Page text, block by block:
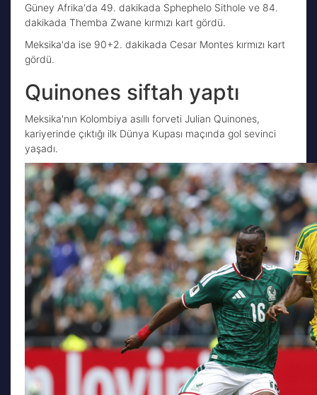
Güney Afrika'da 49. dakikada Sphephelo Sithole ve 84.
dakikada Themba Zwane kırmızı kart gördü.
Meksika'da ise 90+2. dakikada Cesar Montes kırmızı kart
gördü.
Quinones siftah yaptı
Meksika'nın Kolombiya asıllı forveti Julian Quinones,
kariyerinde çıktığı ilk Dünya Kupası maçında gol sevinci
yaşadı.